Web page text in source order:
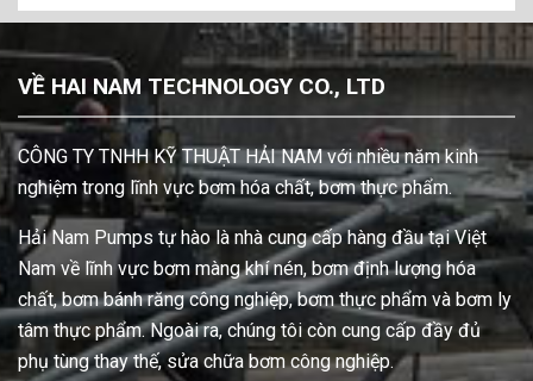
VỀ HAI NAM TECHNOLOGY CO., LTD
CÔNG TY TNHH KỸ THUẬT HẢI NAM với nhiều năm kinh
nghiệm trong lĩnh vực bơm hóa chất, bơm thực phẩm.
Hải Nam Pumps tự hào là nhà cung cấp hàng đầu tại Việt
Nam về lĩnh vực bơm màng khí nén, bơm định lượng hóa
chất, bơm bánh răng công nghiệp, bơm thực phẩm và bơm ly
tâm thực phẩm. Ngoài ra, chúng tôi còn cung cấp đầy đủ
phụ tùng thay thế, sửa chữa bơm công nghiệp.